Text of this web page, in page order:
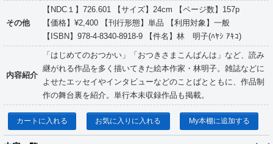
その他
【NDC１】726.601 【サイズ】24cm 【ページ数】157p
【価格】¥2,400 【刊行形態】単品 【利用対象】一般
【ISBN】978-4-8340-8918-9 【件名】林 明子(ﾊﾔｼ ｱｷｺ)
内容紹介
「はじめてのおつかい」「おつきさまこんばんは」など、読み
継がれる作品を多く描いてきた絵本作家・林明子。雑誌などに
よせたエッセイやインタビューなどのことばとともに、作品制
作の舞台裏を紹介。単行本未収録作品も掲載。
カートに入れる お気に入りに入れる My本棚に追加する